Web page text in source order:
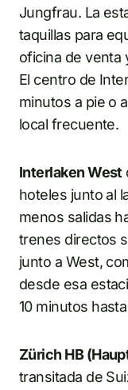
Jungfrau. La
taquillas para
oficina de venta
El centro de
minutos a pie o
local frecuente.
Interlaken West
hoteles junto al
menos salidas
trenes directos
junto a West,
desde esa
10 minutos
Zürich HB
transitada de